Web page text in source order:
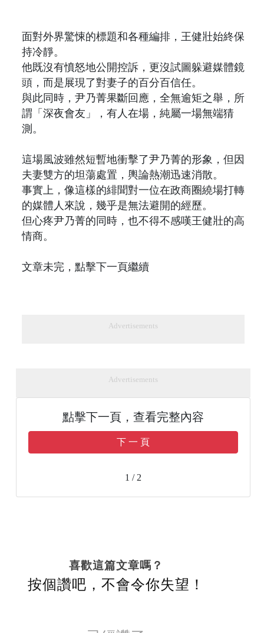
面對外界驚悚的標題和各種編排，王健壯始終保
持冷靜。
他既沒有憤怒地公開控訴，更沒試圖躲避媒體鏡
頭，而是展現了對妻子的百分百信任。
與此同時，尹乃菁果斷回應，全無逾矩之舉，所
謂「深夜會友」，有人在場，純屬一場無端猜
測。
這場風波雖然短暫地衝擊了尹乃菁的形象，但因
夫妻雙方的坦蕩處置，輿論熱潮迅速消散。
事實上，像這樣的緋聞對一位在政商圈繞場打轉
的媒體人來說，幾乎是無法避開的經歷。
但心疼尹乃菁的同時，也不得不感嘆王健壯的高
情商。
文章未完，點擊下一頁繼續
Advertisements
Advertisements
點擊下一頁，查看完整內容
下 一 頁
1 / 2
喜歡這篇文章嗎？
按個讚吧，不會令你失望！